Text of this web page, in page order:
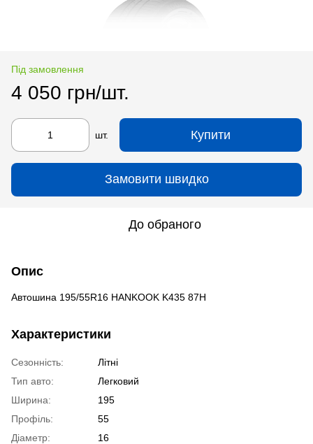
Під замовлення
4 050 грн/шт.
шт. Купити
Замовити швидко
До обраного
Опис
Автошина 195/55R16 HANKOOK K435 87H
Характеристики
Сезонність:
Літні
Тип авто:
Легковий
Ширина:
195
Профіль:
55
Діаметр:
16